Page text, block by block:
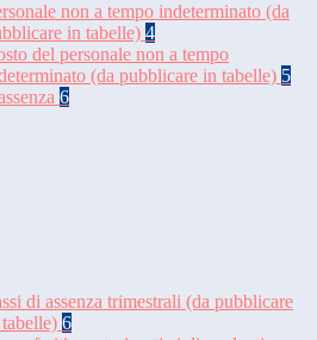
non a tempo indeterminato (da
in tabelle) 4
del personale non a tempo
(da pubblicare in tabelle) 5
6
di assenza trimestrali (da pubblicare
6